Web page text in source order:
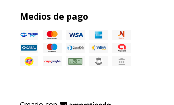
Medios de pago